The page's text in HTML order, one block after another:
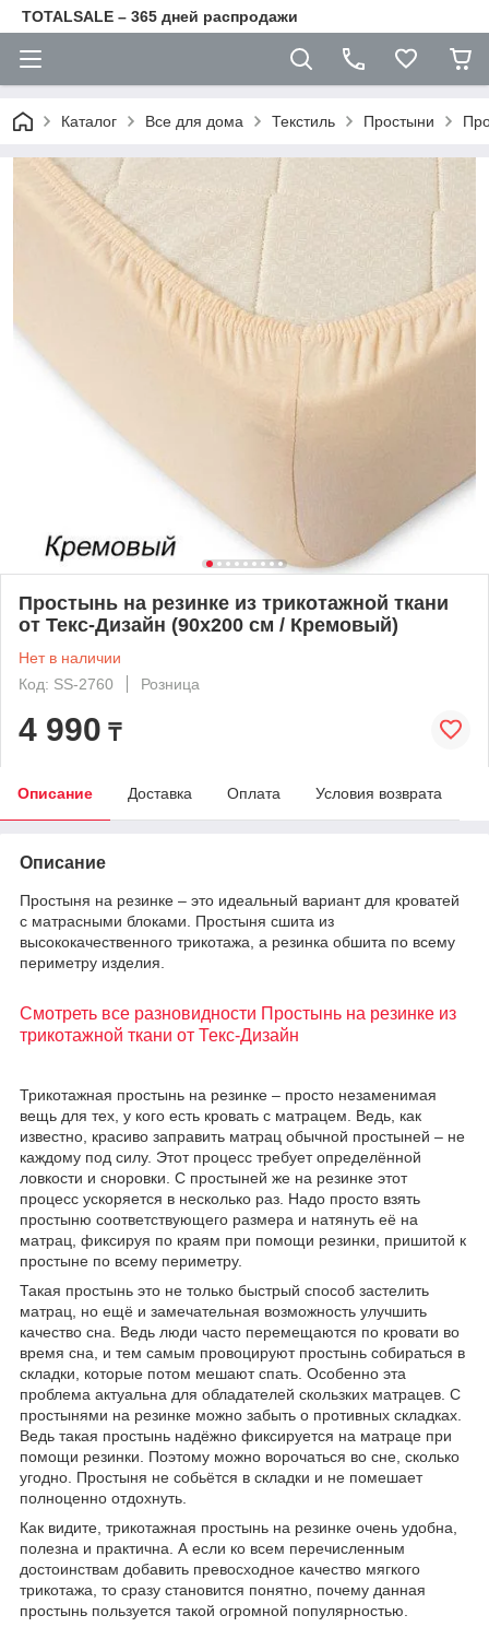
TOTALSALE – 365 дней распродажи
Каталог Все для дома Текстиль Простыни
Простынь на резинке из трикотажной ткани
от Текс-Дизайн (90х200 см / Кремовый)
Нет в наличии
Код: SS-2760
Розница
4 990 ₸
Описание Доставка Оплата Условия возврата
Описание
Простыня на резинке – это идеальный вариант для кроватей
с матрасными блоками. Простыня сшита из
высококачественного трикотажа, а резинка обшита по всему
периметру изделия.
Смотреть все разновидности Простынь на резинке из
трикотажной ткани от Текс-Дизайн
Трикотажная простынь на резинке – просто незаменимая
вещь для тех, у кого есть кровать с матрацем. Ведь, как
известно, красиво заправить матрац обычной простыней – не
каждому под силу. Этот процесс требует определённой
ловкости и сноровки. С простыней же на резинке этот
процесс ускоряется в несколько раз. Надо просто взять
простыню соответствующего размера и натянуть её на
матрац, фиксируя по краям при помощи резинки, пришитой к
простыне по всему периметру.
Такая простынь это не только быстрый способ застелить
матрац, но ещё и замечательная возможность улучшить
качество сна. Ведь люди часто перемещаются по кровати во
время сна, и тем самым провоцируют простынь собираться в
складки, которые потом мешают спать. Особенно эта
проблема актуальна для обладателей скользких матрацев. С
простынями на резинке можно забыть о противных складках.
Ведь такая простынь надёжно фиксируется на матраце при
помощи резинки. Поэтому можно ворочаться во сне, сколько
угодно. Простыня не собьётся в складки и не помешает
полноценно отдохнуть.
Как видите, трикотажная простынь на резинке очень удобна,
полезна и практична. А если ко всем перечисленным
достоинствам добавить превосходное качество мягкого
трикотажа, то сразу становится понятно, почему данная
простынь пользуется такой огромной популярностью.